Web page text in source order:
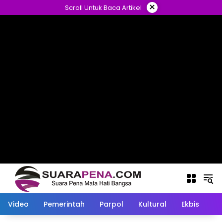
ke
Scroll Untuk Baca Artikel ×
Video Pemerintah Parpol Kultural Ekbis